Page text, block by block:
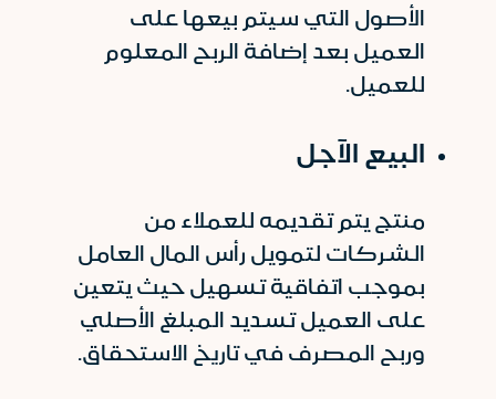
الأصول التي سيتم بيعها على
العميل بعد إضافة الربح المعلوم
للعميل.
البيع الآجل
منتج يتم تقديمه للعملاء من
الشركات لتمويل رأس المال العامل
بموجب اتفاقية تسهيل حيث يتعين
على العميل تسديد المبلغ الأصلي
وربح المصرف في تاريخ الاستحقاق.